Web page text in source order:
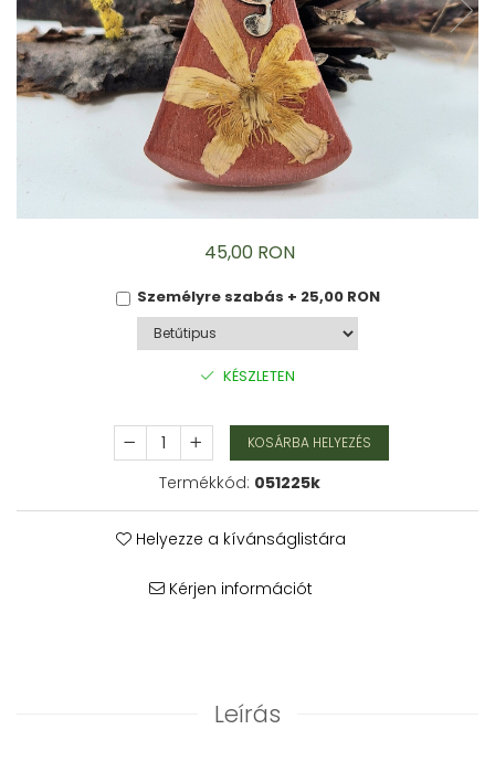
Karperec
Gyerek ékszerek
Nyaklánc / Medál
Barátság nyaklánc
Karperec
Kitűző
Karperec
Fém ötvözet ékszerek
45,00 RON
Személyre szabás + 25,00 RON
KÉSZLETEN
KOSÁRBA HELYEZÉS
Termékkód: 051225k
Helyezze a kívánságlistára
Kérjen információt
Leírás